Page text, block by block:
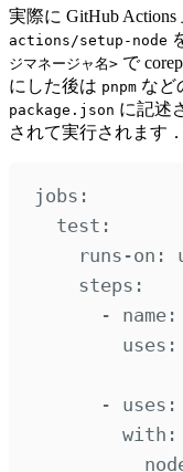
実際に GitHub Actions
actions/setup-node
ジマネージャ名> で
にした後は pnpm など
package.json に記述
されて実行されます．
jobs :
test :
runs-on :
steps :
-
name :
uses :
- uses :
with :